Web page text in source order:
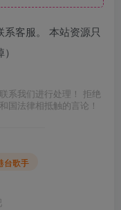
客服。 本站资源只
系我们进行处理！ 拒绝
国法律相抵触的言论！
台歌手